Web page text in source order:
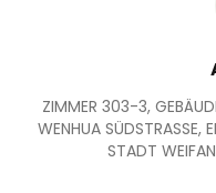
ZIMMER 303-3,
WENHUA SÜDSTRASSE,
STADT